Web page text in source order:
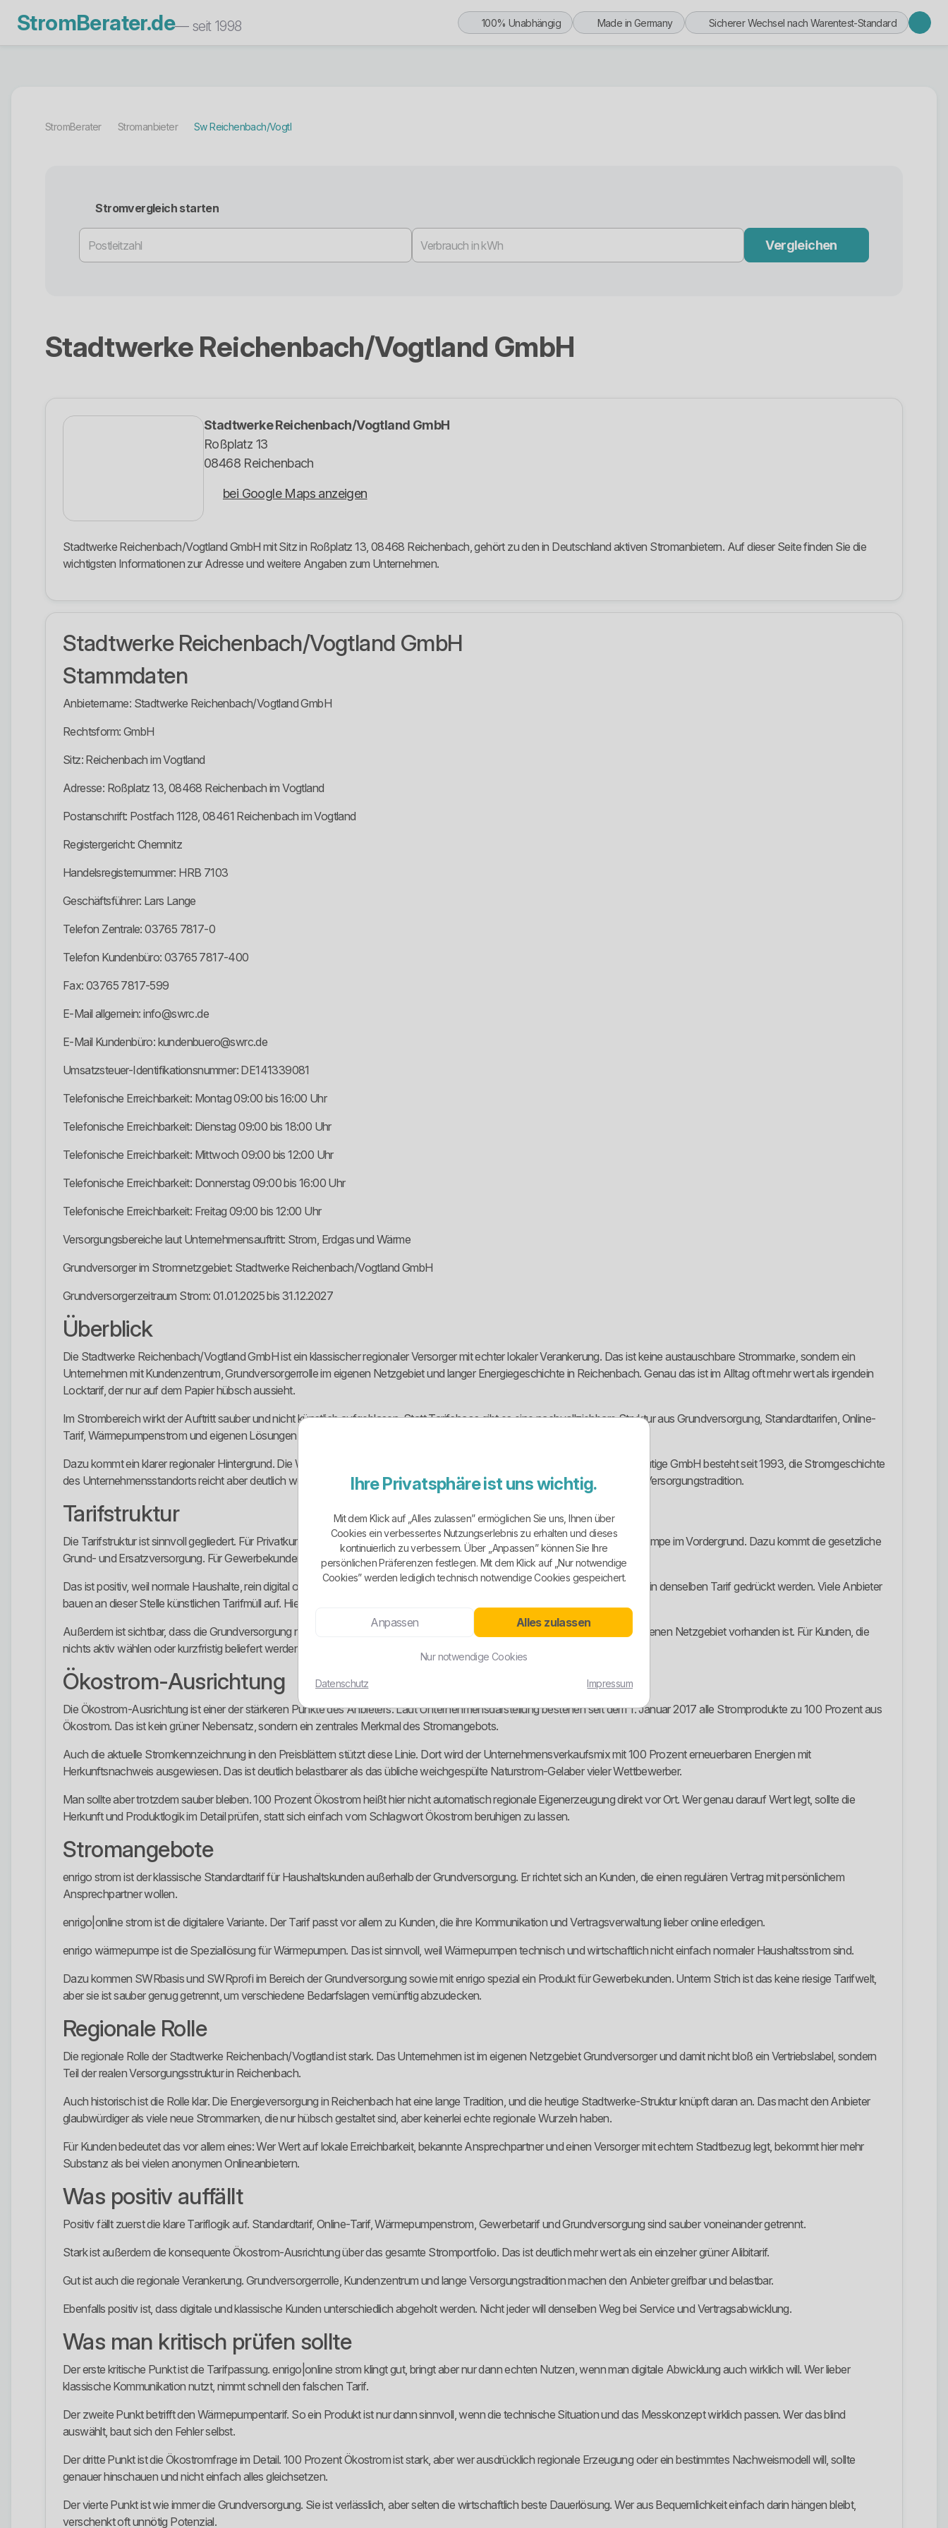
StromBerater.de— seit 1998 100% Unabhängig Made in Germany Sicherer Wechsel nach Warentest-Standard
StromBerater Stromanbieter Sw Reichenbach/Vogtl
Stromvergleich starten
Vergleichen
Stadtwerke Reichenbach/Vogtland GmbH
Stadtwerke Reichenbach/Vogtland GmbH
Roßplatz 13
08468 Reichenbach
bei Google Maps anzeigen
Stadtwerke Reichenbach/Vogtland GmbH mit Sitz in Roßplatz 13, 08468 Reichenbach, gehört zu den in Deutschland aktiven Stromanbietern. Auf dieser Seite finden Sie die
wichtigsten Informationen zur Adresse und weitere Angaben zum Unternehmen.
Stadtwerke Reichenbach/Vogtland GmbH
Stammdaten
Anbietername: Stadtwerke Reichenbach/Vogtland GmbH
Rechtsform: GmbH
Sitz: Reichenbach im Vogtland
Adresse: Roßplatz 13, 08468 Reichenbach im Vogtland
Postanschrift: Postfach 1128, 08461 Reichenbach im Vogtland
Registergericht: Chemnitz
Handelsregisternummer: HRB 7103
Geschäftsführer: Lars Lange
Telefon Zentrale: 03765 7817-0
Telefon Kundenbüro: 03765 7817-400
Fax: 03765 7817-599
E-Mail allgemein: info@swrc.de
E-Mail Kundenbüro: kundenbuero@swrc.de
Umsatzsteuer-Identifikationsnummer: DE141339081
Telefonische Erreichbarkeit: Montag 09:00 bis 16:00 Uhr
Telefonische Erreichbarkeit: Dienstag 09:00 bis 18:00 Uhr
Telefonische Erreichbarkeit: Mittwoch 09:00 bis 12:00 Uhr
Telefonische Erreichbarkeit: Donnerstag 09:00 bis 16:00 Uhr
Telefonische Erreichbarkeit: Freitag 09:00 bis 12:00 Uhr
Versorgungsbereiche laut Unternehmensauftritt: Strom, Erdgas und Wärme
Grundversorger im Stromnetzgebiet: Stadtwerke Reichenbach/Vogtland GmbH
Grundversorgerzeitraum Strom: 01.01.2025 bis 31.12.2027
Überblick
Die Stadtwerke Reichenbach/Vogtland GmbH ist ein klassischer regionaler Versorger mit echter lokaler Verankerung. Das ist keine austauschbare Strommarke, sondern ein
Unternehmen mit Kundenzentrum, Grundversorgerrolle im eigenen Netzgebiet und langer Energiegeschichte in Reichenbach. Genau das ist im Alltag oft mehr wert als irgendein
Locktarif, der nur auf dem Papier hübsch aussieht.
Im Strombereich wirkt der Auftritt sauber und nicht künstlich aufgeblasen. Statt Tarifchaos gibt es eine nachvollziehbare Struktur aus Grundversorgung, Standardtarifen, Online-
Tarif, Wärmepumpenstrom und eigenen Lösungen für Gewerbekunden. Das ist bodenständig und brauchbar.
Dazu kommt ein klarer regionaler Hintergrund. Die Wurzeln der Energieversorgung reichen in Reichenbach weit zurück. Die heutige GmbH besteht seit 1993, die Stromgeschichte
des Unternehmensstandorts reicht aber deutlich weiter zurück. Das ist kein belangloses Detail, sondern ein Hinweis auf echte Versorgungstradition.
Tarifstruktur
Die Tarifstruktur ist sinnvoll gegliedert. Für Privatkunden stehen vor allem enrigo strom, enrigo|online strom und enrigo wärmepumpe im Vordergrund. Dazu kommt die gesetzliche
Grund- und Ersatzversorgung. Für Gewerbekunden gibt es mit enrigo spezial eine eigene Lösung.
Das ist positiv, weil normale Haushalte, rein digital orientierte Kunden, Wärmepumpennutzer und Gewerbekunden nicht einfach in denselben Tarif gedrückt werden. Viele Anbieter
bauen an dieser Stelle künstlichen Tarifmüll auf. Hier bleibt die Logik noch verständlich.
Außerdem ist sichtbar, dass die Grundversorgung nicht nur als Notnagel mitläuft, sondern als klar geregelter Standardtarif im eigenen Netzgebiet vorhanden ist. Für Kunden, die
nichts aktiv wählen oder kurzfristig beliefert werden müssen, ist das wichtig.
Ökostrom-Ausrichtung
Die Ökostrom-Ausrichtung ist einer der stärkeren Punkte des Anbieters. Laut Unternehmensdarstellung bestehen seit dem 1. Januar 2017 alle Stromprodukte zu 100 Prozent aus
Ökostrom. Das ist kein grüner Nebensatz, sondern ein zentrales Merkmal des Stromangebots.
Auch die aktuelle Stromkennzeichnung in den Preisblättern stützt diese Linie. Dort wird der Unternehmensverkaufsmix mit 100 Prozent erneuerbaren Energien mit
Herkunftsnachweis ausgewiesen. Das ist deutlich belastbarer als das übliche weichgespülte Naturstrom-Gelaber vieler Wettbewerber.
Man sollte aber trotzdem sauber bleiben. 100 Prozent Ökostrom heißt hier nicht automatisch regionale Eigenerzeugung direkt vor Ort. Wer genau darauf Wert legt, sollte die
Herkunft und Produktlogik im Detail prüfen, statt sich einfach vom Schlagwort Ökostrom beruhigen zu lassen.
Stromangebote
enrigo strom ist der klassische Standardtarif für Haushaltskunden außerhalb der Grundversorgung. Er richtet sich an Kunden, die einen regulären Vertrag mit persönlichem
Ansprechpartner wollen.
enrigo|online strom ist die digitalere Variante. Der Tarif passt vor allem zu Kunden, die ihre Kommunikation und Vertragsverwaltung lieber online erledigen.
enrigo wärmepumpe ist die Speziallösung für Wärmepumpen. Das ist sinnvoll, weil Wärmepumpen technisch und wirtschaftlich nicht einfach normaler Haushaltsstrom sind.
Dazu kommen SWRbasis und SWRprofi im Bereich der Grundversorgung sowie mit enrigo spezial ein Produkt für Gewerbekunden. Unterm Strich ist das keine riesige Tarifwelt,
aber sie ist sauber genug getrennt, um verschiedene Bedarfslagen vernünftig abzudecken.
Regionale Rolle
Die regionale Rolle der Stadtwerke Reichenbach/Vogtland ist stark. Das Unternehmen ist im eigenen Netzgebiet Grundversorger und damit nicht bloß ein Vertriebslabel, sondern
Teil der realen Versorgungsstruktur in Reichenbach.
Auch historisch ist die Rolle klar. Die Energieversorgung in Reichenbach hat eine lange Tradition, und die heutige Stadtwerke-Struktur knüpft daran an. Das macht den Anbieter
glaubwürdiger als viele neue Strommarken, die nur hübsch gestaltet sind, aber keinerlei echte regionale Wurzeln haben.
Für Kunden bedeutet das vor allem eines: Wer Wert auf lokale Erreichbarkeit, bekannte Ansprechpartner und einen Versorger mit echtem Stadtbezug legt, bekommt hier mehr
Substanz als bei vielen anonymen Onlineanbietern.
Was positiv auffällt
Positiv fällt zuerst die klare Tariflogik auf. Standardtarif, Online-Tarif, Wärmepumpenstrom, Gewerbetarif und Grundversorgung sind sauber voneinander getrennt.
Stark ist außerdem die konsequente Ökostrom-Ausrichtung über das gesamte Stromportfolio. Das ist deutlich mehr wert als ein einzelner grüner Alibitarif.
Gut ist auch die regionale Verankerung. Grundversorgerrolle, Kundenzentrum und lange Versorgungstradition machen den Anbieter greifbar und belastbar.
Ebenfalls positiv ist, dass digitale und klassische Kunden unterschiedlich abgeholt werden. Nicht jeder will denselben Weg bei Service und Vertragsabwicklung.
Was man kritisch prüfen sollte
Der erste kritische Punkt ist die Tarifpassung. enrigo|online strom klingt gut, bringt aber nur dann echten Nutzen, wenn man digitale Abwicklung auch wirklich will. Wer lieber
klassische Kommunikation nutzt, nimmt schnell den falschen Tarif.
Der zweite Punkt betrifft den Wärmepumpentarif. So ein Produkt ist nur dann sinnvoll, wenn die technische Situation und das Messkonzept wirklich passen. Wer das blind
auswählt, baut sich den Fehler selbst.
Der dritte Punkt ist die Ökostromfrage im Detail. 100 Prozent Ökostrom ist stark, aber wer ausdrücklich regionale Erzeugung oder ein bestimmtes Nachweismodell will, sollte
genauer hinschauen und nicht einfach alles gleichsetzen.
Der vierte Punkt ist wie immer die Grundversorgung. Sie ist verlässlich, aber selten die wirtschaftlich beste Dauerlösung. Wer aus Bequemlichkeit einfach darin hängen bleibt,
verschenkt oft unnötig Potenzial.
Ihre Privatsphäre ist uns wichtig.
Mit dem Klick auf „Alles zulassen” ermöglichen Sie uns, Ihnen über
Cookies ein verbessertes Nutzungserlebnis zu erhalten und dieses
kontinuierlich zu verbessern. Über „Anpassen” können Sie Ihre
persönlichen Präferenzen festlegen. Mit dem Klick auf „Nur notwendige
Cookies” werden lediglich technisch notwendige Cookies gespeichert.
Anpassen Alles zulassen
Nur notwendige Cookies
Datenschutz Impressum